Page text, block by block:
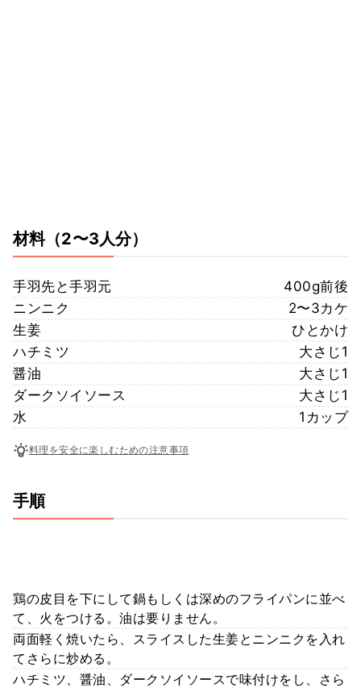
材料（2〜3人分）
手羽先と手羽元
400g前後
ニンニク
2〜3カケ
生姜
ひとかけ
ハチミツ
大さじ1
醤油
大さじ1
ダークソイソース
大さじ1
水
1カップ
料理を安全に楽しむための注意事項
手順
鶏の皮目を下にして鍋もしくは深めのフライパンに並べ
て、火をつける。油は要りません。
両面軽く焼いたら、スライスした生姜とニンニクを入れ
てさらに炒める。
ハチミツ、醤油、ダークソイソースで味付けをし、さら